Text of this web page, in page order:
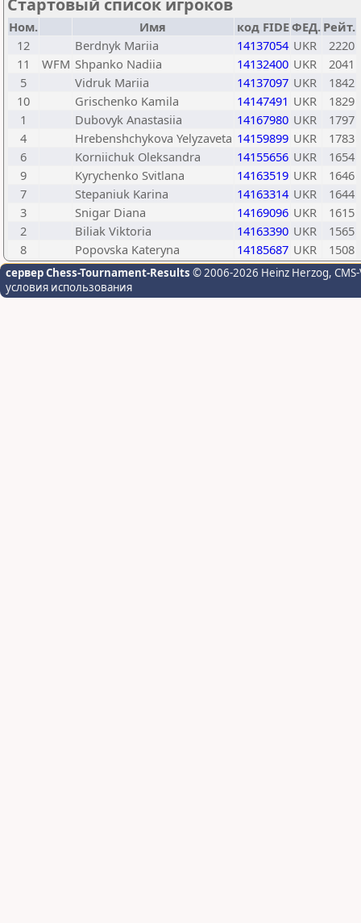
Стартовый список игроков
Ном. Имя код FIDEФЕД. Рейт.
12
Berdnyk Mariia 14137054 UKR
2220
11
WFM Shpanko Nadiia 14132400 UKR
2041
5
Vidruk Mariia 14137097 UKR
1842
10
Grischenko Kamila 14147491 UKR
1829
1
Dubovyk Anastasiia 14167980 UKR
1797
4
Hrebenshchykova Yelyzaveta 14159899 UKR
1783
6
Korniichuk Oleksandra 14155656 UKR
1654
9
Kyrychenko Svitlana 14163519 UKR
1646
7
Stepaniuk Karina 14163314 UKR
1644
3
Snigar Diana 14169096 UKR
1615
2
Biliak Viktoria 14163390 UKR
1565
8
Popovska Kateryna 14185687 UKR 1508
сервер Chess-Tournament-Results © 2006-2026 Heinz Herzog,
условия использования